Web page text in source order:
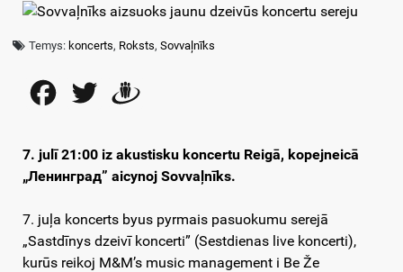
Temys: koncerts, Roksts,Sovvaļnīks
FacebookTwitter
7. julī 21:00 iz akustisku koncertu Reigā, kopejneicā
„Ленинград” aicynoj Sovvaļnīks.
7. juļa koncerts byus pyrmais pasuokumu serejā
„Sastdīnys dzeivī koncerti” (Sestdienas live koncerti),
kurūs reikoj M&M’s music management i Be Že